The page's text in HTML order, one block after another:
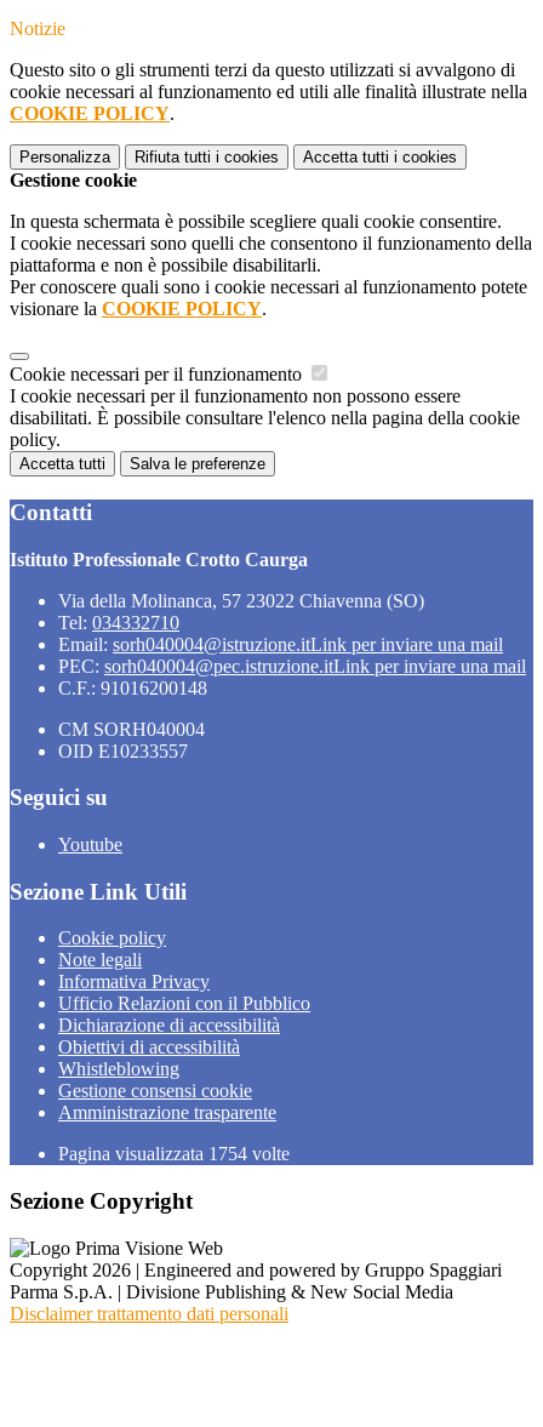
Notizie
Questo sito o gli strumenti terzi da questo utilizzati si avvalgono di
cookie necessari al funzionamento ed utili alle finalità illustrate nella
COOKIE POLICY.
Personalizza Rifiuta tutti i cookies Accetta tutti i cookies
Gestione cookie
In questa schermata è possibile scegliere quali cookie consentire.
I cookie necessari sono quelli che consentono il funzionamento della
piattaforma e non è possibile disabilitarli.
Per conoscere quali sono i cookie necessari al funzionamento potete
visionare la COOKIE POLICY.
Cookie necessari per il funzionamento
I cookie necessari per il funzionamento non possono essere
disabilitati. È possibile consultare l'elenco nella pagina della cookie
policy.
Accetta tutti Salva le preferenze
Contatti
Istituto Professionale Crotto Caurga
Via della Molinanca, 57 23022 Chiavenna (SO)
Tel: 034332710
Email: sorh040004@istruzione.itLink per inviare una mail
PEC: sorh040004@pec.istruzione.itLink per inviare una mail
C.F.: 91016200148
CM SORH040004
OID E10233557
Seguici su
Youtube
Sezione Link Utili
Cookie policy
Note legali
Informativa Privacy
Ufficio Relazioni con il Pubblico
Dichiarazione di accessibilità
Obiettivi di accessibilità
Whistleblowing
Gestione consensi cookie
Amministrazione trasparente
Pagina visualizzata 1754 volte
Sezione Copyright
Copyright 2026 | Engineered and powered by Gruppo Spaggiari
Parma S.p.A. | Divisione Publishing & New Social Media
Disclaimer trattamento dati personali